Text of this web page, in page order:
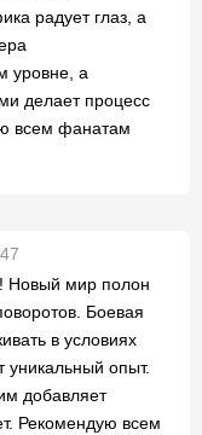
радует глаз, а
уровне, а
делает процесс
всем фанатам
Новый мир полон
Боевая
в условиях
уникальный опыт.
добавляет
Рекомендую всем